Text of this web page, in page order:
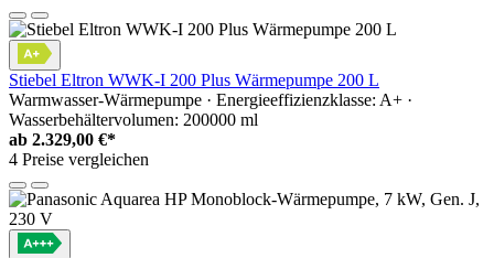
Stiebel Eltron WWK-I 200 Plus Wärmepumpe 200 L
Warmwasser-Wärmepumpe · Energieeffizienzklasse: A+ ·
Wasserbehältervolumen: 200000 ml
ab 2.329,00 €*
4 Preise vergleichen